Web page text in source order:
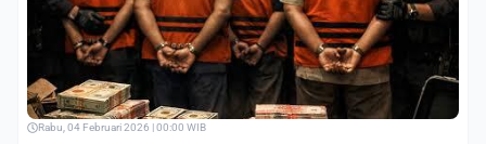
Rabu, 04 Februari 2026 | 00:00 WIB